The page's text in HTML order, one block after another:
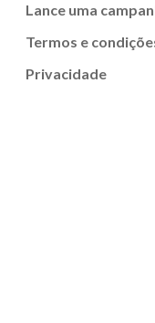
Lance uma
Termos e
Privacidade